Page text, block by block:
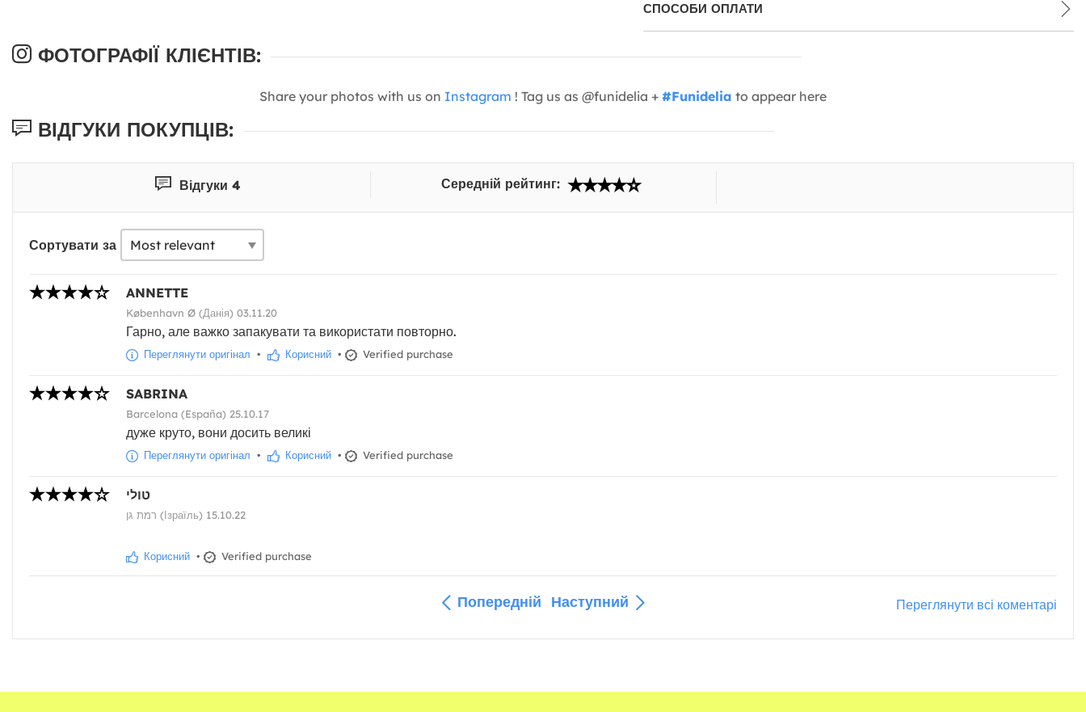
СПОСОБИ ОПЛАТИ
ФОТОГРАФІЇ КЛІЄНТІВ:
Share your photos with us on Instagram ! Tag us as @funidelia + #Funidelia to appear here
ВІДГУКИ ПОКУПЦІВ:
Відгуки 4 Середній рейтинг:
Сортувати за
ANNETTE
København Ø (Данія) 03.11.20
Гарно, але важко запакувати та використати повторно.
Переглянути оригінал • Корисний • Verified purchase
SABRINA
Barcelona (España) 25.10.17
дуже круто, вони досить великі
Переглянути оригінал • Корисний • Verified purchase
טולי
רמת גן (Ізраїль) 15.10.22
Корисний • Verified purchase
Попередній Наступний Переглянути всі коментарі